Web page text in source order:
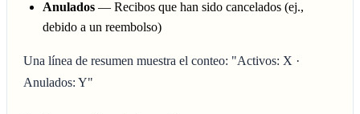
Anulados — Recibos que han sido cancelados (ej.,
debido a un reembolso)
Una línea de resumen muestra el conteo: "Activos: X ·
Anulados: Y"